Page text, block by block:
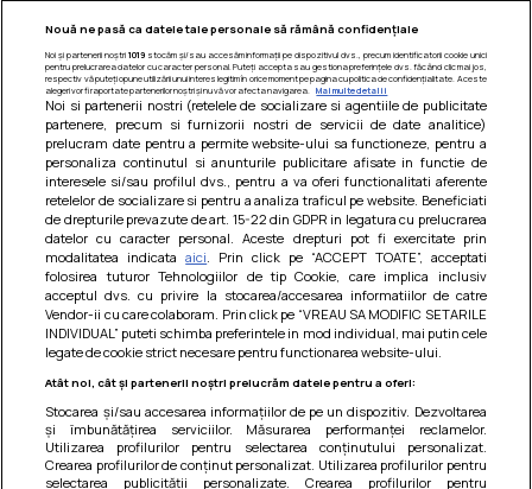
Barcute din vinete cu arpagic rosu
Un deliciu usor de preparat!
Nouă ne pasă ca datele tale personale să rămână confidențiale
Noi și partenerii noștri 1019stocăm și/sau accesăm informații pe dispozitivul dvs., precum identificatorii cookie unici
pentru prelucrarea datelor cu caracter personal. Puteți accepta sau gestiona preferințele dvs. făcând clic mai jos,
respectiv vă puteți opune utilizării unui interes legitim în orice moment pe pagina cu politica de confidențialitate. Aceste
alegeri vor fi raportate partenerilor noștri și nu vă vor afecta navigarea.
Mai multe detalii
Noi si partenerii nostri (retelele de socializare si agentiile de publicitate
partenere, precum si furnizorii nostri de servicii de date analitice)
prelucram date pentru a permite website-ului sa functioneze, pentru a
personaliza continutul si anunturile publicitare afisate in functie de
interesele si/sau profilul dvs., pentru a va oferi functionalitati aferente
retelelor de socializare si pentru a analiza traficul pe website. Beneficiati
de drepturile prevazute de art. 15-22 din GDPR in legatura cu prelucrarea
datelor cu caracter personal. Aceste drepturi pot fi exercitate prin
modalitatea indicataaici . Prin click pe “ACCEPT TOATE”, acceptati
folosirea tuturor Tehnologiilor de tip Cookie, care implica inclusiv
acceptul dvs. cu privire la stocarea/accesarea informatiilor de catre
Vendor-ii cu care colaboram. Prin click pe “VREAU SA MODIFIC SETARILE
INDIVIDUAL” puteti schimba preferintele in mod individual, mai putin cele
legate de cookie strict necesare pentru functionarea website-ului.
Atât noi, cât și partenerii noștri prelucrăm datele pentru a oferi:
Stocarea și/sau accesarea informațiilor de pe un dispozitiv. Dezvoltarea
și îmbunătățirea serviciilor. Măsurarea performanței reclamelor.
Utilizarea profilurilor pentru selectarea conținutului personalizat.
Crearea profilurilor de conținut personalizat. Utilizarea profilurilor pentru
selectarea publicității personalizate. Crearea profilurilor pentru